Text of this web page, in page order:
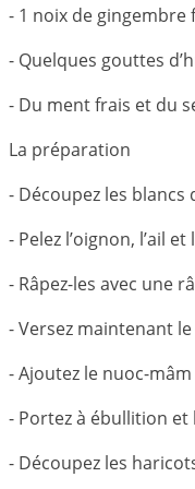
- 1 noix de gingembre
- Quelques gouttes
- Du ment frais et du
La préparation
- Découpez les
- Pelez l’oignon, l’ail
- Râpez-les avec une
- Versez maintenant
- Ajoutez le nuoc-
- Portez à ébullition
- Découpez les